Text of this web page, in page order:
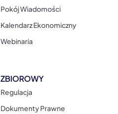
Pokój Wiadomości
Kalendarz Ekonomiczny
Webinaria
ZBIOROWY
Regulacja
Dokumenty Prawne